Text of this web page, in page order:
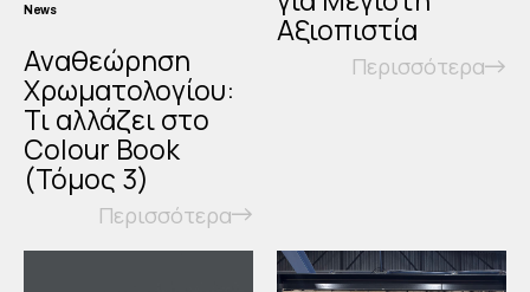
News
Αναθεώρηση
Χρωματολογίου:
Τι αλλάζει στο
Colour Book
(Τόμος 3)
Περισσότερα
Αξιοπιστία
Περισσότερα